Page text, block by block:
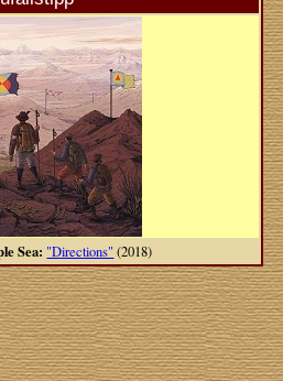
Sea: "Directions" (2018)